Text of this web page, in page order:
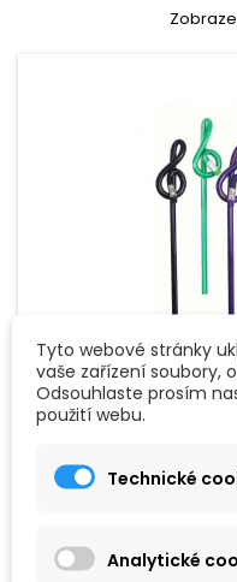
GEWA
Tužka ve tvaru
Tyto webové stránky
vaše zařízení soubory,
Odsouhlaste prosím
použití webu.
Technické
Analytické